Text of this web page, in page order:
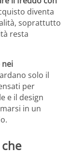
diventa
soprattutto
resta
nei
solo il
per
e il design
in un